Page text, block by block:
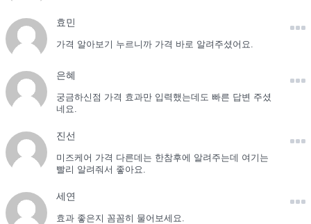
효민
가격 알아보기 누르니까 가격 바로 알려주셨어요.
은혜
궁금하신점 가격 효과만 입력했는데도 빠른 답변 주셨
네요.
진선
미즈케어 가격 다른데는 한참후에 알려주는데 여기는
빨리 알려줘서 좋아요.
세연
효과 좋은지 꼼꼼히 물어보세요.